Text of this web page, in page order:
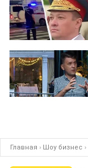
Главная › Шоу бизнес ›